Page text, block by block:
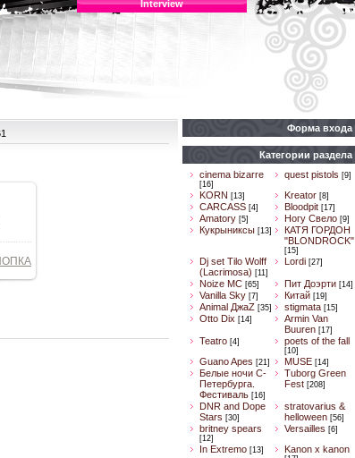
Interview
Форма входа
Категории раздела
cinema bizarre
[16]
quest pistols [9]
KORN [13] Kreator [8]
CARCASS [4] Bloodpit [17]
Amatory [5] Ногу Свело [9]
Кукрыниксы [13]
КАТЯ ГОРДОН
"BLONDROCK"
[15]
Dj set Tilo Wolff
(Lacrimosa) [11]
Lordi [27]
Noize MC [65] Пит Доэрти [14]
Vanilla Sky [7] Китай [19]
Animal ДжaZ [35] stigmata [15]
Otto Dix [14]
Armin Van
Buuren [17]
Teatro [4] poets of the fall
[10]
Guano Apes [21] MUSE [14]
Белые ночи С-
Петербурга.
Фестиваль [16]
Tuborg Green
Fest [208]
DNR and Dope
Stars [30]
stratovarius &
helloween [56]
britney spears
[12]
Versailles [6]
In Extremo [13] Kanon x kanon